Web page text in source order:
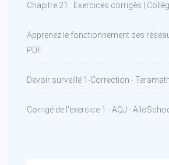
Chapitre 21 : Exercices corrigés |
Apprenez le fonctionnement des
PDF
Devoir surveillé 1-Correction -
Corrigé de l'exercice 1 - AQJ -